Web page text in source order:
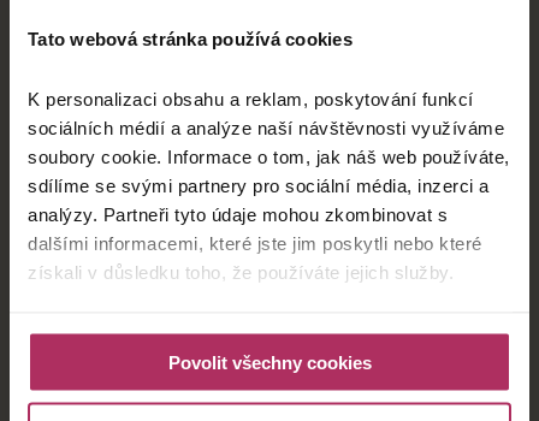
Tato webová stránka používá cookies
K personalizaci obsahu a reklam, poskytování funkcí
sociálních médií a analýze naší návštěvnosti využíváme
soubory cookie. Informace o tom, jak náš web používáte,
sdílíme se svými partnery pro sociální média, inzerci a
analýzy. Partneři tyto údaje mohou zkombinovat s
dalšími informacemi, které jste jim poskytli nebo které
získali v důsledku toho, že používáte jejich služby.
Povolit všechny cookies
žádné speciální oblečení ani vybavení
Galerie